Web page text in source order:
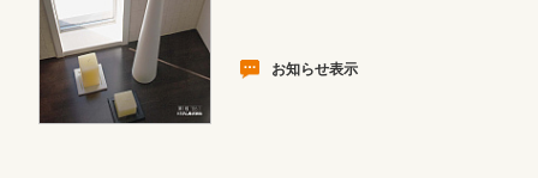
お知らせ表示